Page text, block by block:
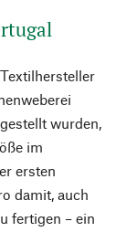
wurden,
im
ersten
damit, auch
fertigen – ein